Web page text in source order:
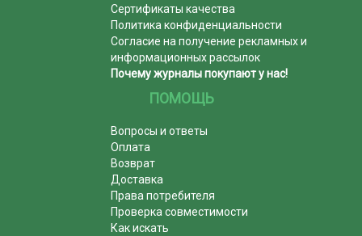
Сертификаты качества
Политика конфиденциальности
Согласие на получение рекламных и
информационных рассылок
Почему журналы покупают у нас!
ПОМОЩЬ
Вопросы и ответы
Оплата
Возврат
Доставка
Права потребителя
Проверка совместимости
Как искать